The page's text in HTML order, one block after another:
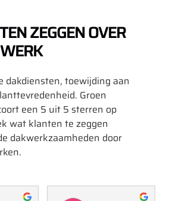
ZEGGEN OVER
dakdiensten, toewijding aan
Groen
een 5 uit 5 sterren op
wat klanten te zeggen
dakwerkzaamheden door